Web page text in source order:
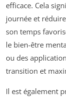
efficace. Cela
journée et
son temps
le bien-être
ou des
transition et
Il est également